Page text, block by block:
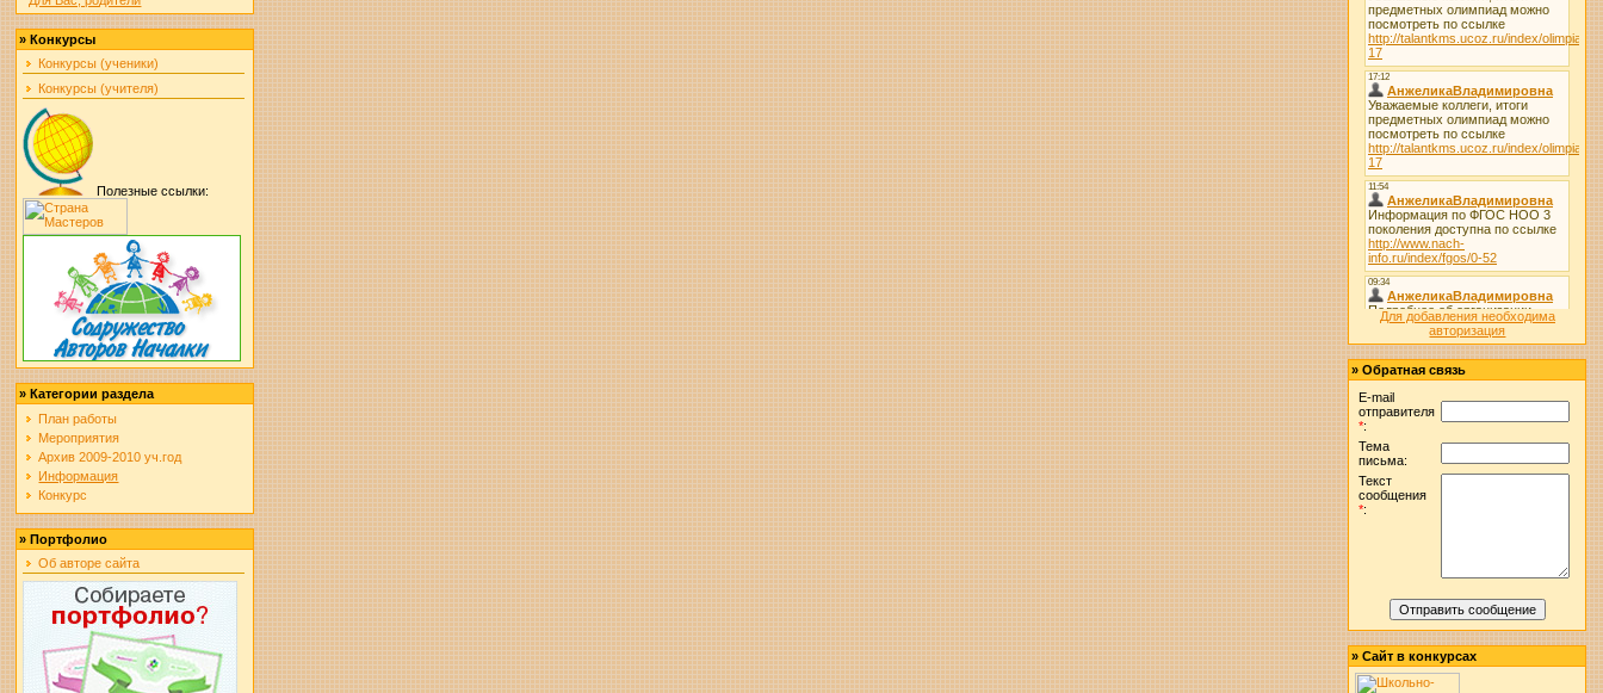
»Конкурсы
Конкурсы (ученики)
Конкурсы (учителя)
Полезные ссылки:
»Категории раздела
План работы
Мероприятия
Архив 2009-2010 уч.год
Информация
Конкурс
»Портфолио
Об авторе сайта
Для добавления необходима
авторизация
»Обратная связь
E-mail
отправителя
*:
Тема
письма:
Текст
сообщения
*:
»Сайт в конкурсах